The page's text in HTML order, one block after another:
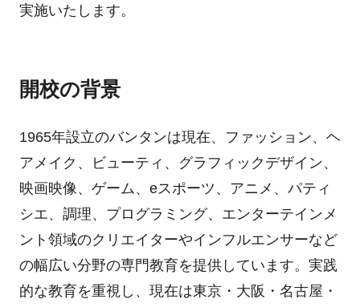
実施いたします。
開校の背景
1965年設立のバンタンは現在、ファッション、ヘ
アメイク、ビューティ、グラフィックデザイン、
映画映像、ゲーム、eスポーツ、アニメ、パティ
シエ、調理、プログラミング、エンターテインメ
ント領域のクリエイターやインフルエンサーなど
の幅広い分野の専門教育を提供しています。実践
的な教育を重視し、現在は東京・大阪・名古屋・